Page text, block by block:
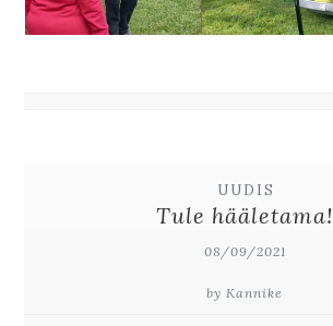
UUDIS
Tule hääletama!
08/09/2021
by Kannike